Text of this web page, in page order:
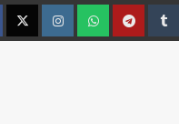
TwitterInstagramWhatsappTelegram